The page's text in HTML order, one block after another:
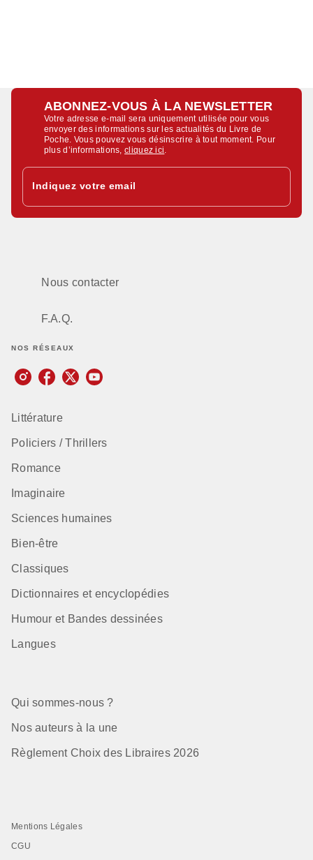
ABONNEZ-VOUS À LA NEWSLETTER
Votre adresse e-mail sera uniquement utilisée pour vous
envoyer des informations sur les actualités du Livre de
Poche. Vous pouvez vous désinscrire à tout moment. Pour
plus d’informations,cliquez ici
Indiquez votre email
Nous contacter
F.A.Q.
NOS RÉSEAUX
Littérature
Policiers / Thrillers
Romance
Imaginaire
Sciences humaines
Bien-être
Classiques
Dictionnaires et encyclopédies
Humour et Bandes dessinées
Langues
Qui sommes-nous ?
Nos auteurs à la une
Règlement Choix des Libraires 2026
Mentions Légales
CGU